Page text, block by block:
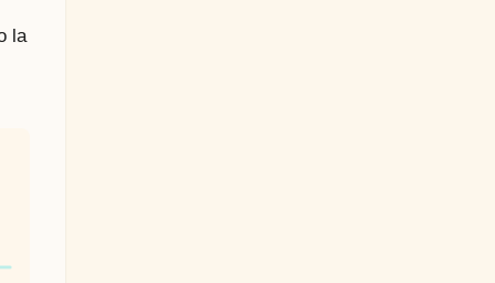
la